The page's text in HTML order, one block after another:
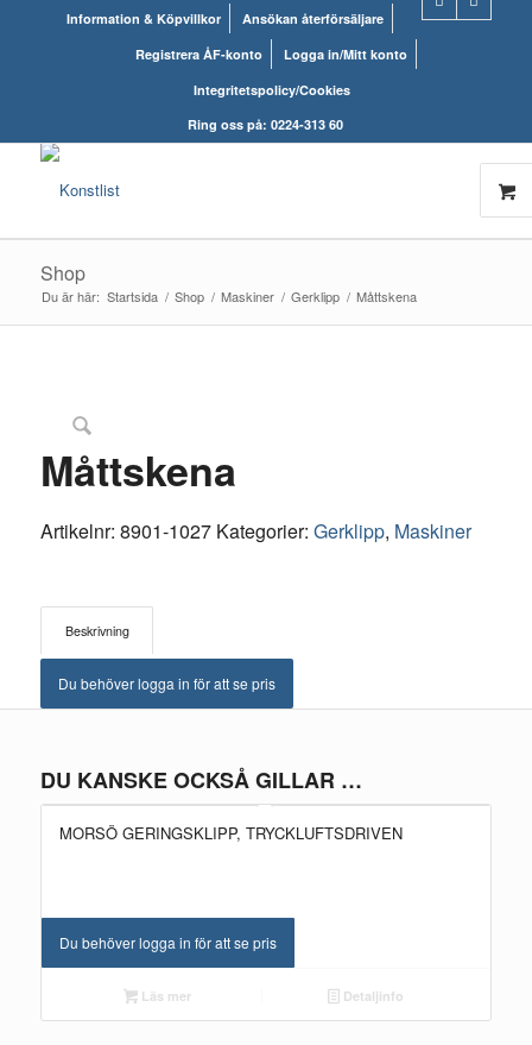
Information & Köpvillkor
Ansökan återförsäljare
Registrera ÅF-konto
Logga in/Mitt konto
Integritetspolicy/Cookies
Ring oss på: 0224-313 60
Shop
Du är här: Startsida / Shop / Maskiner / Gerklipp / Måttskena
Måttskena
Artikelnr: 8901-1027 Kategorier: Gerklipp, Maskiner
Beskrivning
Du behöver logga in för att se pris
DU KANSKE OCKSÅ GILLAR …
MORSÖ GERINGSKLIPP, TRYCKLUFTSDRIVEN
Du behöver logga in för att se pris
Läs mer Detaljinfo